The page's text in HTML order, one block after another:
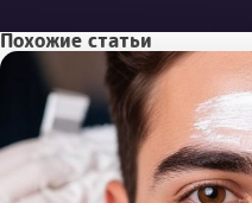
Похожие статьи